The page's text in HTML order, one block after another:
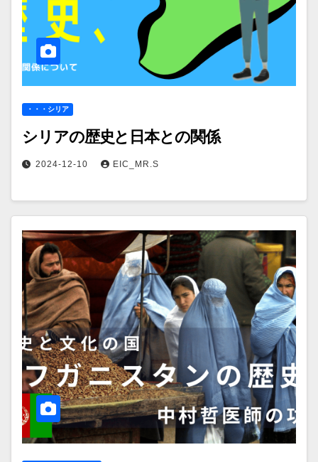
・・・シリア
シリアの歴史と日本との関係
2024-12-10 EIC_MR.S